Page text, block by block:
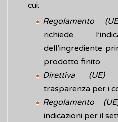
cui:
Regolamento
richiede
dell’ingrediente
prodotto finito
Direttiva (UE)
trasparenza per i
Regolamento
indicazioni per il